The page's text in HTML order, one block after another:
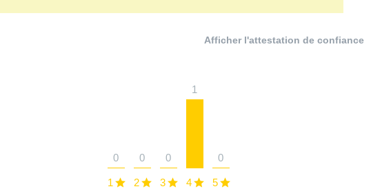
Afficher l'attestation de confiance
1
0
2
0
3
0
4
1
5
0